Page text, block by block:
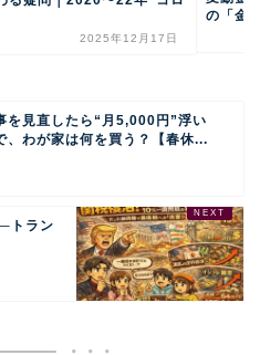
2025年12月17日
の「金
を見直したら“月5,000円”浮い
わが家は何を買う？【春休...
トラン